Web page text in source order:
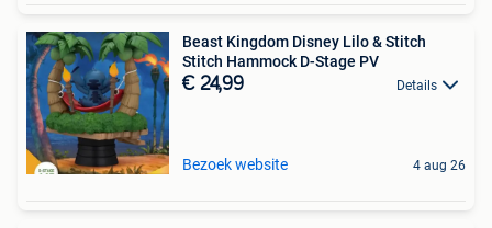
Beast Kingdom Disney Lilo & Stitch
Stitch Hammock D-Stage PV
€ 24,99 Details
Bezoek website 4 aug 26